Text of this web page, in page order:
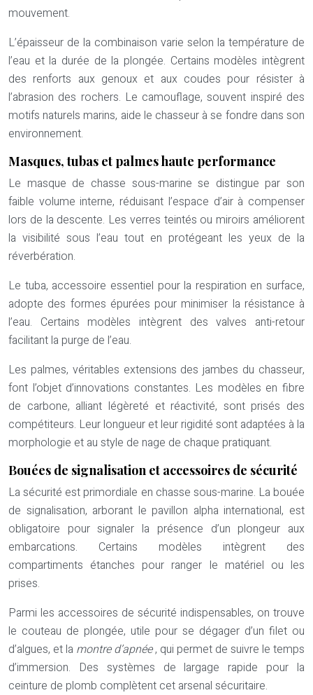
mouvement.
L’épaisseur de la combinaison varie selon la température de
l’eau et la durée de la plongée. Certains modèles intègrent
des renforts aux genoux et aux coudes pour résister à
l’abrasion des rochers. Le camouflage, souvent inspiré des
motifs naturels marins, aide le chasseur à se fondre dans son
environnement.
Masques, tubas et palmes haute performance
Le masque de chasse sous-marine se distingue par son
faible volume interne, réduisant l’espace d’air à compenser
lors de la descente. Les verres teintés ou miroirs améliorent
la visibilité sous l’eau tout en protégeant les yeux de la
réverbération.
Le tuba, accessoire essentiel pour la respiration en surface,
adopte des formes épurées pour minimiser la résistance à
l’eau. Certains modèles intègrent des valves anti-retour
facilitant la purge de l’eau.
Les palmes, véritables extensions des jambes du chasseur,
font l’objet d’innovations constantes. Les modèles en fibre
de carbone, alliant légèreté et réactivité, sont prisés des
compétiteurs. Leur longueur et leur rigidité sont adaptées à la
morphologie et au style de nage de chaque pratiquant.
Bouées de signalisation et accessoires de sécurité
La sécurité est primordiale en chasse sous-marine. La bouée
de signalisation, arborant le pavillon alpha international, est
obligatoire pour signaler la présence d’un plongeur aux
embarcations. Certains modèles intègrent des
compartiments étanches pour ranger le matériel ou les
prises.
Parmi les accessoires de sécurité indispensables, on trouve
le couteau de plongée, utile pour se dégager d’un filet ou
d’algues, et la montre d’apnée, qui permet de suivre le temps
d’immersion. Des systèmes de largage rapide pour la
ceinture de plomb complètent cet arsenal sécuritaire.